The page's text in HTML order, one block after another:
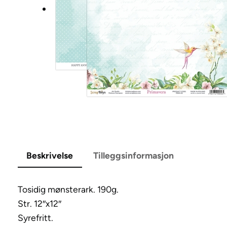
Beskrivelse Tilleggsinformasjon
Tosidig mønsterark. 190g.
Str. 12″x12″
Syrefritt.